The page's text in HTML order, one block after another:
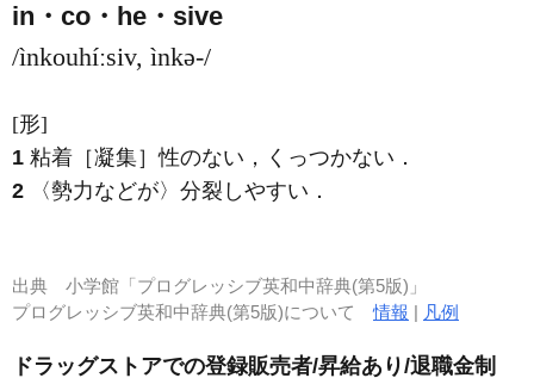
in・co・he・sive
/ìnkouhíːsiv, ìnkə-/
[形]
1 粘着［凝集］性のない，くっつかない ．
2 〈勢力などが〉分裂しやすい ．
出典 小学館「プログレッシブ英和中辞典(第5版)」
プログレッシブ英和中辞典(第5版)について情報 | 凡例
ドラッグストアでの登録販売者/昇給あり/退職金制